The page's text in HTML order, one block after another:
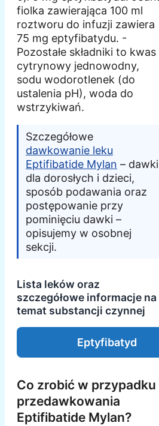
fiolka zawierająca 100 ml
roztworu do infuzji zawiera
75 mg eptyfibatydu. -
Pozostałe składniki to kwas
cytrynowy jednowodny,
sodu wodorotlenek (do
ustalenia pH), woda do
wstrzykiwań.
Szczegółowe
dawkowanie leku
Eptifibatide Mylan – dawki
dla dorosłych i dzieci,
sposób podawania oraz
postępowanie przy
pominięciu dawki –
opisujemy w osobnej
sekcji.
Lista leków oraz
szczegółowe informacje na
temat substancji czynnej
Eptyfibatyd
Co zrobić w przypadku
przedawkowania
Eptifibatide Mylan?